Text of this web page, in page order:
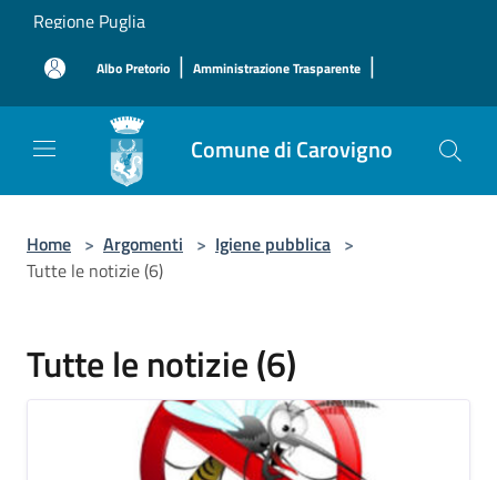
Salta al contenuto principale
Regione Puglia
Albo Pretorio | Amministrazione Trasparente |
Comune di Carovigno
Home > Argomenti > Igiene pubblica >
Tutte le notizie (6)
Tutte le notizie (6)